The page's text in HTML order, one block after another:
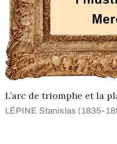
L’arc de triomphe et la
LÉPINE Stanislas (1835-